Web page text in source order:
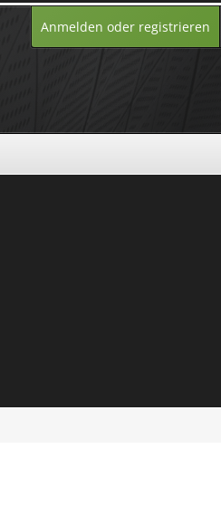
Anmelden oder registrieren